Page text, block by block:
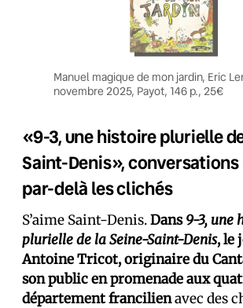
Manuel magique de mon jardin, Eric
novembre 2025, Payot, 146 p., 25€
«9-3, une histoire plurielle
Saint-Denis»,
par-delà les clichés
S’aime Saint-Denis.Dans9-3, une
plurielle de la Seine-Saint-Denis, le
Antoine Tricot, originaire du
son public en promenade aux
département francilienavec des